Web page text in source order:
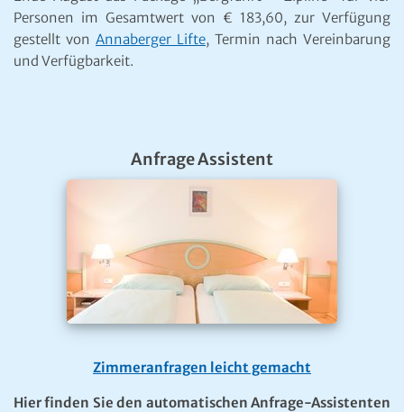
Personen im Gesamtwert von € 183,60, zur Verfügung
gestellt von Annaberger Lifte, Termin nach Vereinbarung
und Verfügbarkeit.
Anfrage Assistent
Zimmeranfragen leicht gemacht
Hier finden Sie den automatischen Anfrage-Assistenten